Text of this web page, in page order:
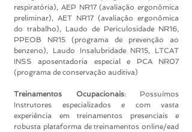
respiratória), AEP NR17 (avaliação ergonômica
preliminar), AET NR17 (avaliação ergonômica
do trabalho), Laudo de Periculosidade NR16,
PPEOB NR15 (programa de prevenção ao
benzeno), Laudo Insalubridade NR15, LTCAT
INSS aposentadoria especial e PCA NR07
(programa de conservação auditiva)
Treinamentos Ocupacionais: Possuímos
Instrutores especializados e com vasta
experiência em treinamentos presenciais e
robusta plataforma de treinamentos online/ead